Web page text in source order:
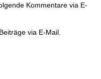
Kommentare via E-
via E-Mail.